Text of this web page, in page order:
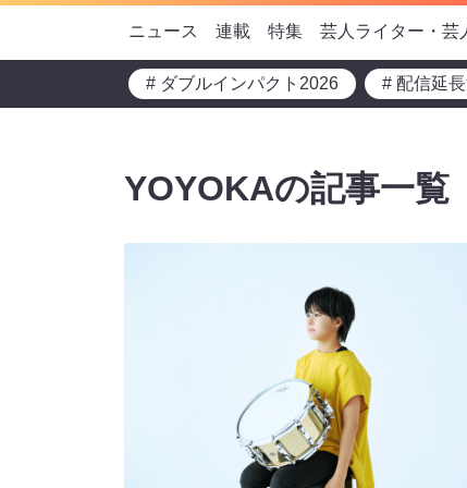
ニュース 連載 特集 芸人ライター・芸
# ダブルインパクト2026 # 配信延
YOYOKAの記事一覧